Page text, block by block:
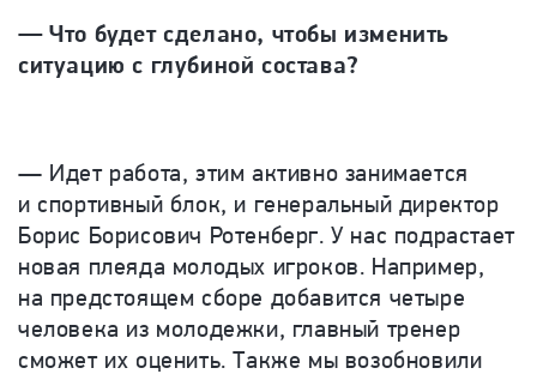
— Что будет сделано, чтобы изменить
ситуацию с глубиной состава?
— Идет работа, этим активно занимается
и спортивный блок, и генеральный директор
Борис Борисович Ротенберг. У нас подрастает
новая плеяда молодых игроков. Например,
на предстоящем сборе добавится четыре
человека из молодежки, главный тренер
сможет их оценить. Также мы возобновили